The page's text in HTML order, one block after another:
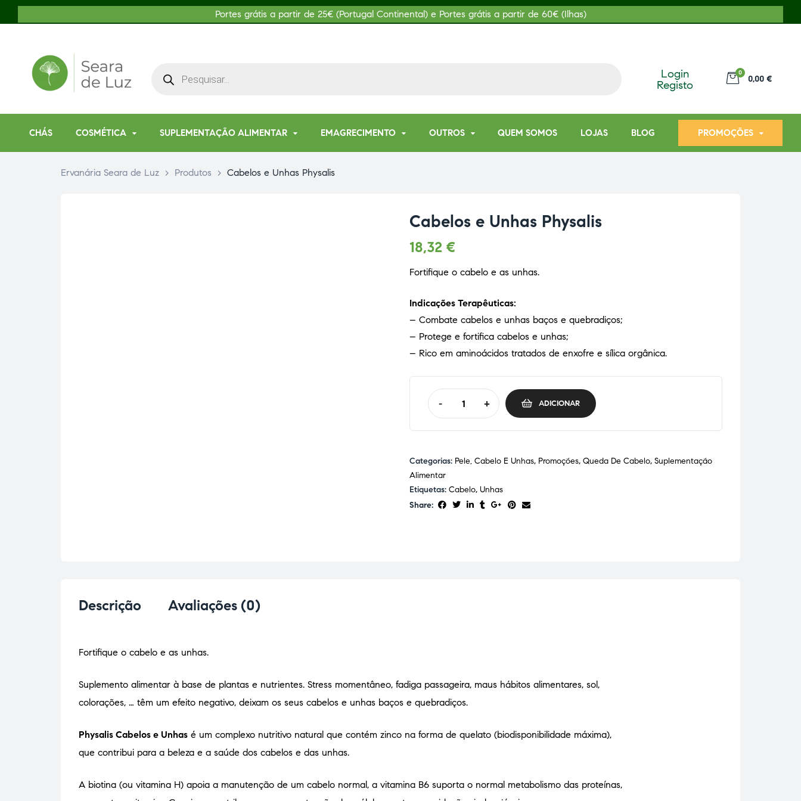
Portes grátis a partir de 25€ (Portugal Continental) e Portes grátis a partir de 60€ (Ilhas)
Login
Registo
0
0,00 €
CHÁS COSMÉTICA SUPLEMENTAÇÃO ALIMENTAR EMAGRECIMENTO OUTROS QUEM SOMOS LOJAS BLOG PROMOÇÕES
Ervanária Seara de Luz > Produtos > Cabelos e Unhas Physalis
Cabelos e Unhas Physalis
18,32 €
Fortifique o cabelo e as unhas.
Indicações Terapêuticas:
– Combate cabelos e unhas baços e quebradiços;
– Protege e fortifica cabelos e unhas;
– Rico em aminoácidos tratados de enxofre e sílica orgânica.
- + ADICIONAR
Categorias: Pele, Cabelo E Unhas, Promoções, Queda De Cabelo, Suplementação
Alimentar
Etiquetas: Cabelo, Unhas
Share:
Descrição Avaliações (0)
Fortifique o cabelo e as unhas.
Suplemento alimentar à base de plantas e nutrientes. Stress momentâneo, fadiga passageira, maus hábitos alimentares, sol,
colorações, … têm um efeito negativo, deixam os seus cabelos e unhas baços e quebradiços.
Physalis Cabelos e Unhas é um complexo nutritivo natural que contém zinco na forma de quelato (biodisponibilidade máxima),
que contribui para a beleza e a saúde dos cabelos e das unhas.
A biotina (ou vitamina H) apoia a manutenção de um cabelo normal, a vitamina B6 suporta o normal metabolismo das proteínas,